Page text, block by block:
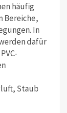
häufig
Bereiche,
In
dafür
Staub